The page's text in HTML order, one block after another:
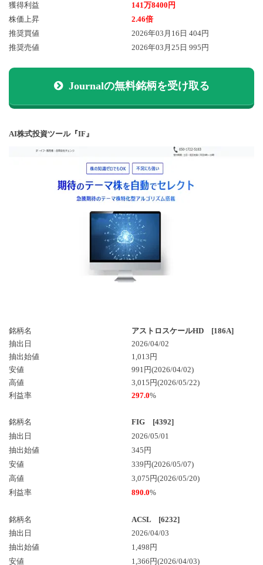
獲得利益
141万8400円
株価上昇
2.46倍
推奨買値
2026年03月16日 404円
推奨売値
2026年03月25日 995円
Journalの無料銘柄を受け取る
AI株式投資ツール『IF』
銘柄名
アストロスケールHD [186A]
抽出日
2026/04/02
抽出始値
1,013円
安値
991円(2026/04/02)
高値
3,015円(2026/05/22)
利益率
297.0%
銘柄名
FIG [4392]
抽出日
2026/05/01
抽出始値
345円
安値
339円(2026/05/07)
高値
3,075円(2026/05/20)
利益率
890.0%
銘柄名
ACSL [6232]
抽出日
2026/04/03
抽出始値
1,498円
安値
1,366円(2026/04/03)